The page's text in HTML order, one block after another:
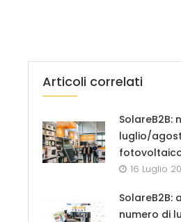
Articoli correlati
SolareB2B:
luglio/
16 Luglio
SolareB2B:
numero di